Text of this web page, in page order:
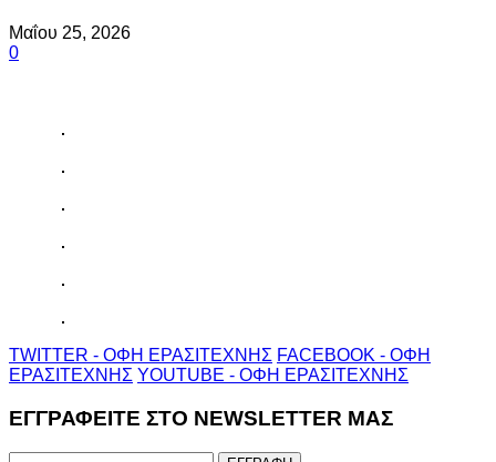
Μαΐου 25, 2026
0
TWITTER - ΟΦΗ ΕΡΑΣΙΤΕΧΝΗΣ FACEBOOK - ΟΦΗ
ΕΡΑΣΙΤΕΧΝΗΣ YOUTUBE - ΟΦΗ ΕΡΑΣΙΤΕΧΝΗΣ
ΕΓΓΡΑΦΕΙΤΕ ΣΤΟ NEWSLETTER ΜΑΣ